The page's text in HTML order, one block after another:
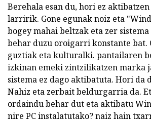
Berehala esan du, hori ez
larririk. Gone egunak noiz eta
bogey mahai beltzak eta zer
behar duzu oroigarri konstante bat.
guztiak eta kulturalki. pantailaren
izkinan emeki zintzilikatzen marka
sistema ez dago aktibatuta. Hori da
Nahiz eta zerbait beldurgarria da.
ordaindu behar dut eta aktibatu
nire PC instalatutako? naiz hain